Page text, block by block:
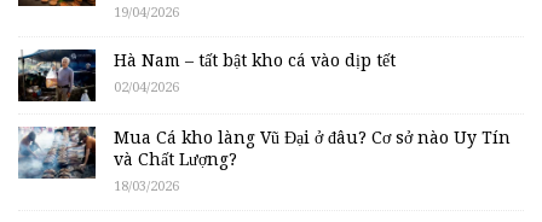
19/04/2026
Hà Nam – tất bật kho cá vào dịp tết
02/04/2026
Mua Cá kho làng Vũ Đại ở đâu? Cơ sở nào Uy Tín
và Chất Lượng?
18/03/2026